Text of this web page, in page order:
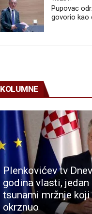
Pupovac
govorio kao
KOLUMNE
Plenkovićev tv
godina vlasti,
tsunami mržnje koji
okrznuo